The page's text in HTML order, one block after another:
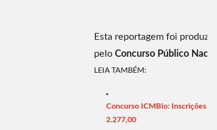
Esta reportagem foi
pelo Concurso Público
LEIA TAMBÉM:
Concurso ICMBio: Inscrições
2.277,00